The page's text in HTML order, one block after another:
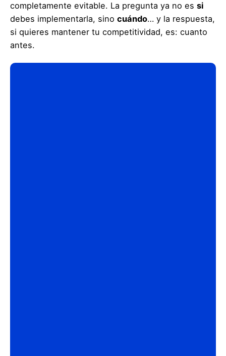
completamente evitable. La pregunta ya no es si
debes implementarla, sino cuándo… y la respuesta,
si quieres mantener tu competitividad, es: cuanto
antes.